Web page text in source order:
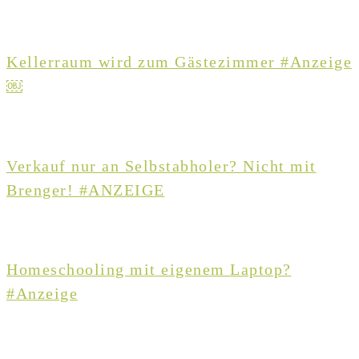
Kellerraum wird zum Gästezimmer #Anzeige
￼
Verkauf nur an Selbstabholer? Nicht mit
Brenger! #ANZEIGE
Homeschooling mit eigenem Laptop?
#Anzeige